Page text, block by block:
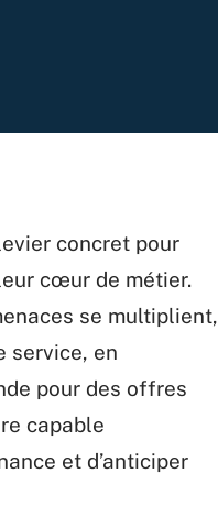
concret pour
cœur de métier.
se multiplient,
service, en
pour des offres
capable
et d’anticiper